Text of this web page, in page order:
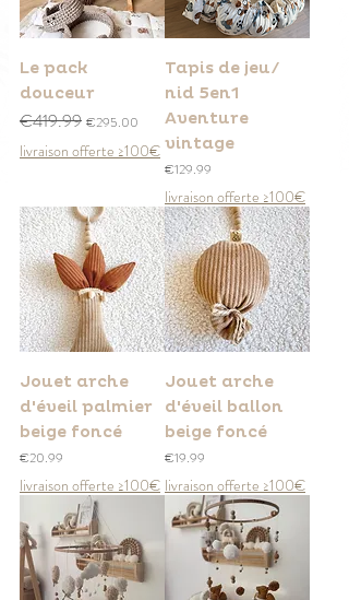
Le pack
douceur
Regular Price
€419.99 Sale Price
€295.00
livraison offerte ≥100€
Tapis de jeu/
nid 5en1
Aventure
vintage
Price
€129.99
livraison offerte ≥100€
Jouet arche
d'éveil palmier
beige foncé
Price
€20.99
livraison offerte ≥100€
Jouet arche
d'éveil ballon
beige foncé
Price
€19.99
livraison offerte ≥100€